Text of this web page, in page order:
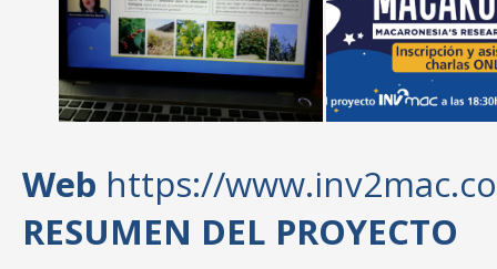
Web https://
RESUMEN DEL PROYECTO